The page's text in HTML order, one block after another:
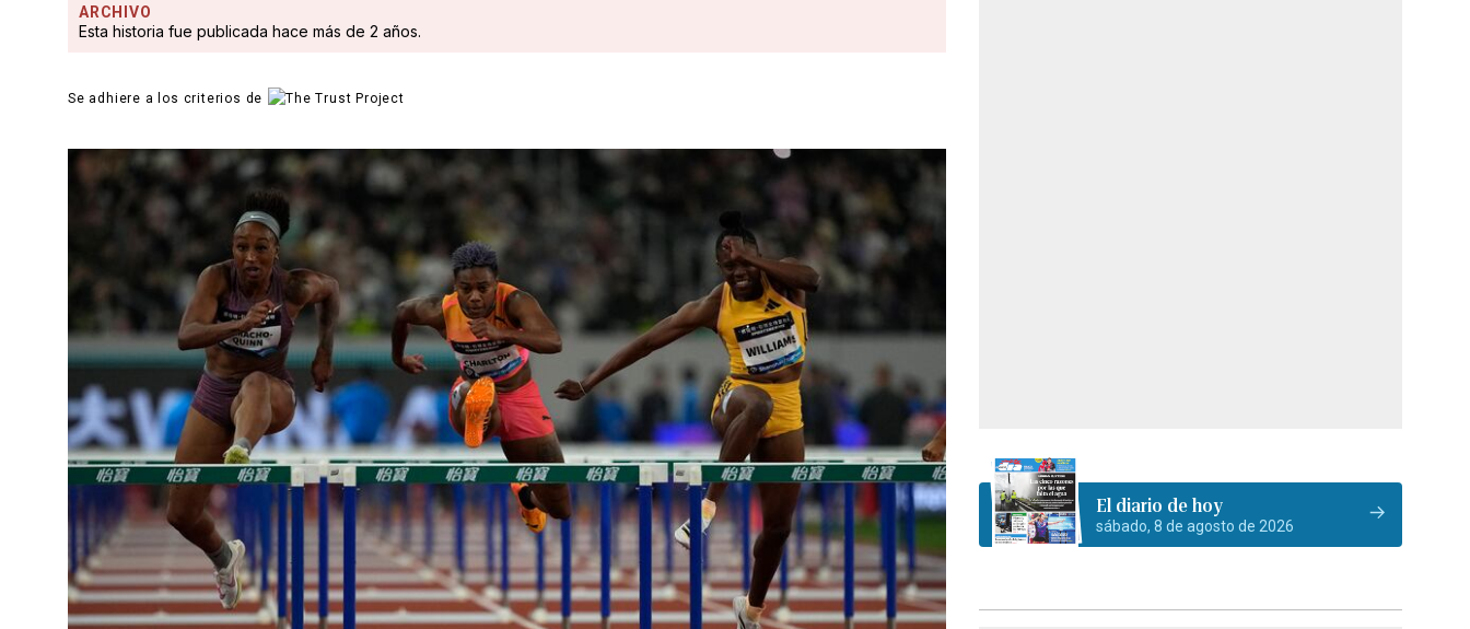
ARCHIVO
Esta historia fue publicada hace más de 2 años.
Se adhiere a los criterios de
El diario de hoy
sábado, 8 de agosto de 2026